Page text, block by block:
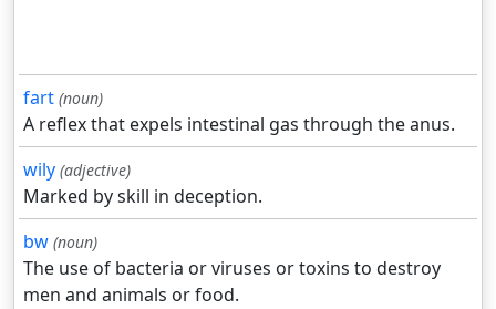
fart (noun)
A reflex that expels intestinal gas through the anus.
wily (adjective)
Marked by skill in deception.
bw (noun)
The use of bacteria or viruses or toxins to destroy
men and animals or food.